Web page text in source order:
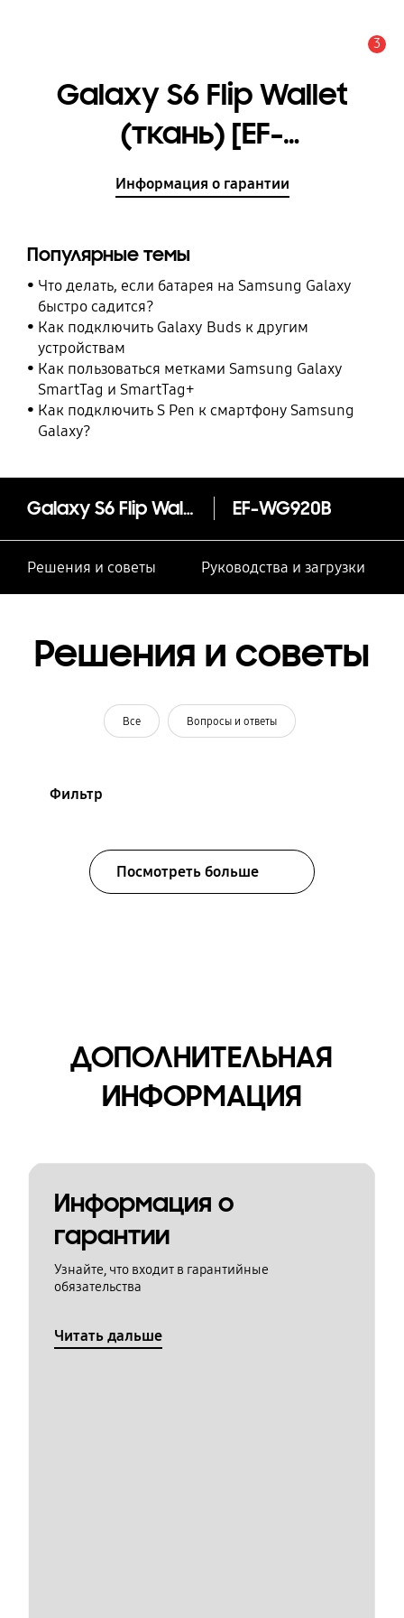
3
Galaxy S6 Flip Wallet
(ткань) [EF-
WG920BFEGRU]
Информация о гарантии
Популярные темы
Что делать, если батарея на Samsung Galaxy
быстро садится?
Как подключить Galaxy Buds к другим
устройствам
Как пользоваться метками Samsung Galaxy
SmartTag и SmartTag+
Как подключить S Pen к смартфону Samsung
Galaxy?
Galaxy S6 Flip Wallet (ткань) EF-WG920B
Решения и советы Руководства и загрузки
Решения и советы
Все Вопросы и ответы
Фильтр
Посмотреть больше
ДОПОЛНИТЕЛЬНАЯ
ИНФОРМАЦИЯ
Информация о
гарантии
Узнайте, что входит в гарантийные
обязательства
Читать дальше